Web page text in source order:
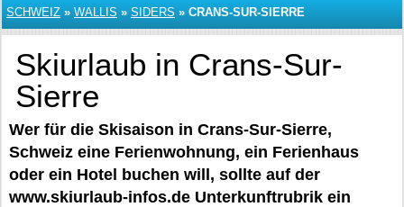
SCHWEIZ » WALLIS » SIDERS » CRANS-SUR-SIERRE
Skiurlaub in Crans-Sur-
Sierre
Wer für die Skisaison in Crans-Sur-Sierre,
Schweiz eine Ferienwohnung, ein Ferienhaus
oder ein Hotel buchen will, sollte auf der
www.skiurlaub-infos.de Unterkunftrubrik ein